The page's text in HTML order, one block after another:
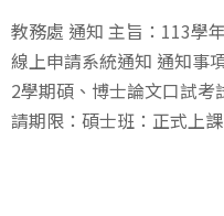
教務處 通知 主旨：113學
線上申請系統通知 通知事
2學期碩、博士論文口試
請期限：碩士班：正式上